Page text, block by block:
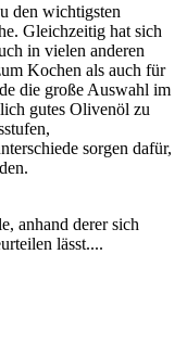
den wichtigsten
Gleichzeitig hat sich
in vielen anderen
Kochen als auch für
die große Auswahl im
gutes Olivenöl zu
sorgen dafür,
anhand derer sich
lässt....